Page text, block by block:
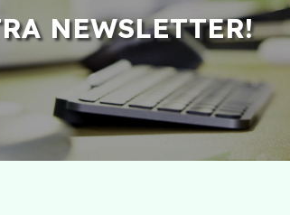
NEWSLETTER!